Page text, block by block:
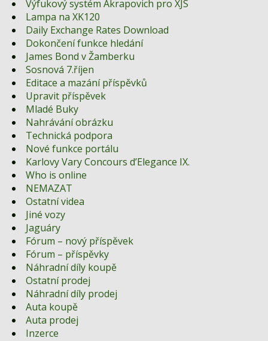
Výfukový systém Akrapovich pro XJS
Lampa na XK120
Daily Exchange Rates Download
Dokončení funkce hledání
James Bond v Žamberku
Sosnová 7.říjen
Editace a mazání příspěvků
Upravit příspěvek
Mladé Buky
Nahrávání obrázku
Technická podpora
Nové funkce portálu
Karlovy Vary Concours d’Elegance IX.
Who is online
NEMAZAT
Ostatní videa
Jiné vozy
Jaguáry
Fórum – nový příspěvek
Fórum – příspěvky
Náhradní díly koupě
Ostatní prodej
Náhradní díly prodej
Auta koupě
Auta prodej
Inzerce